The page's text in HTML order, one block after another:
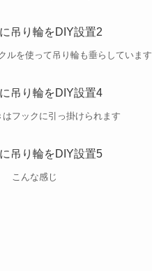
ルを使って吊り輪も垂らしています
はフックに引っ掛けられます
こんな感じ